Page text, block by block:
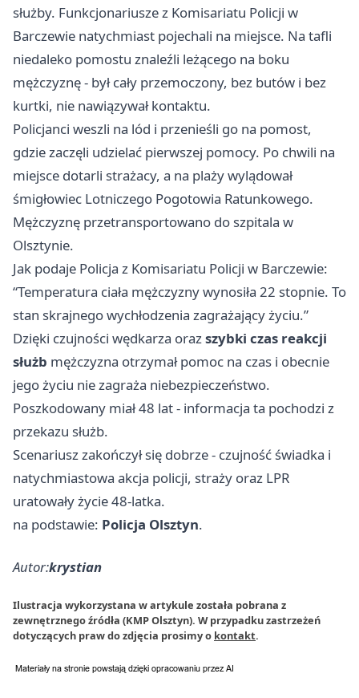
służby. Funkcjonariusze z Komisariatu Policji w
Barczewie natychmiast pojechali na miejsce. Na tafli
niedaleko pomostu znaleźli leżącego na boku
mężczyznę - był cały przemoczony, bez butów i bez
kurtki, nie nawiązywał kontaktu.
Policjanci weszli na lód i przenieśli go na pomost,
gdzie zaczęli udzielać pierwszej pomocy. Po chwili na
miejsce dotarli strażacy, a na plaży wylądował
śmigłowiec Lotniczego Pogotowia Ratunkowego.
Mężczyznę przetransportowano do szpitala w
Olsztynie.
Jak podaje Policja z Komisariatu Policji w Barczewie:
“Temperatura ciała mężczyzny wynosiła 22 stopnie. To
stan skrajnego wychłodzenia zagrażający życiu.”
Dzięki czujności wędkarza orazszybki czas reakcji
służb mężczyzna otrzymał pomoc na czas i obecnie
jego życiu nie zagraża niebezpieczeństwo.
Poszkodowany miał 48 lat - informacja ta pochodzi z
przekazu służb.
Scenariusz zakończył się dobrze - czujność świadka i
natychmiastowa akcja policji, straży oraz LPR
uratowały życie 48-latka.
na podstawie: Policja Olsztyn.
Autor:krystian
Ilustracja wykorzystana w artykule została pobrana z
zewnętrznego źródła (KMP Olsztyn). W przypadku zastrzeżeń
dotyczących praw do zdjęcia prosimy o kontakt.